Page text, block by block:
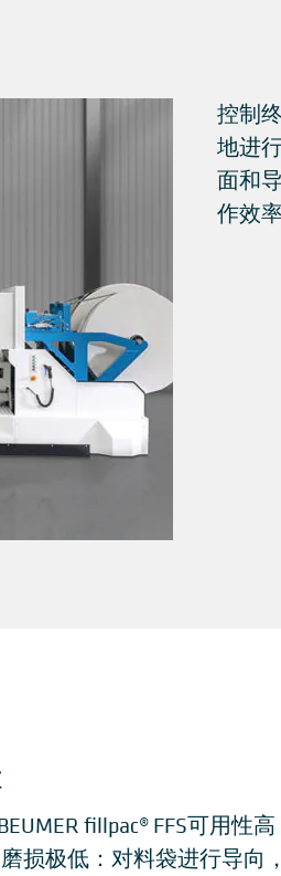
控制
地进
面和
作效率
fillpac® FFS可用性
损极低：对料袋进行导